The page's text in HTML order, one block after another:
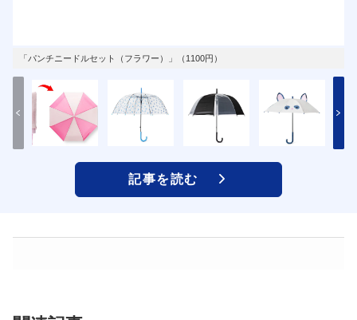
「パンチニードルセット（フラワー）」（1100円）
記事を読む